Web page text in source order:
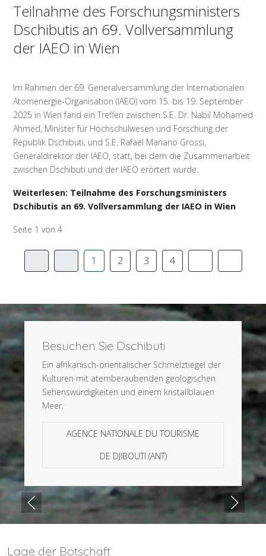
Teilnahme des Forschungsministers
Dschibutis an 69. Vollversammlung
der IAEO in Wien
Im Rahmen der 69. Generalversammlung der Internationalen
Atomenergie-Organisation (IAEO) vom 15. bis 19. September
2025 in Wien fand ein Treffen zwischen S.E. Dr. Nabil Mohamed
Ahmed, Minister für Hochschulwesen und Forschung der
Republik Dschibuti, und S.E. Rafael Mariano Grossi,
Generaldirektor der IAEO, statt, bei dem die Zusammenarbeit
zwischen Dschibuti und der IAEO erörtert wurde.
Weiterlesen: Teilnahme des Forschungsministers
Dschibutis an 69. Vollversammlung der IAEO in Wien
Seite 1 von 4
1 2 3 4
Besuchen Sie Dschibuti
Ein afrikanisch-orientalischer Schmelztiegel der
Kulturen mit atemberaubenden geologischen
Sehenswürdigkeiten und einem kristallblauen
Meer.
AGENCE NATIONALE DU TOURISME
DE DJIBOUTI (ANT)
Lage der Botschaft